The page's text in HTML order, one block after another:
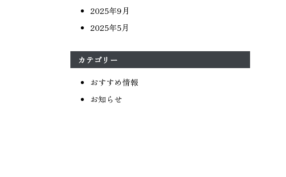
2025年9月
2025年5月
カテゴリー
おすすめ情報
お知らせ